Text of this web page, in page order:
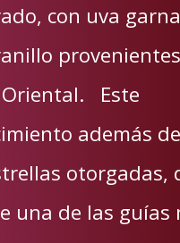
con uva
Oriental. Este
además
otorgadas,
una de las guías